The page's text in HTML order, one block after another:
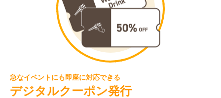
急なイベントにも即座に対応できる
デジタルクーポン発行